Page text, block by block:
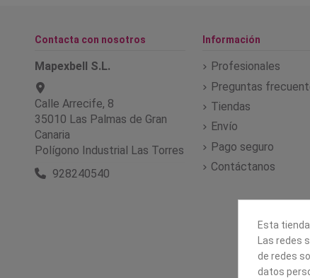
Contacta con nosotros
Mapexbell S.L.
Calle Arrecife, 8
35010 Las Palmas de Gran
Canaria
Polígono Industrial Las Torres
928240540
Información
Profesionales
Preguntas
Tiendas
Envío
Pago seguro
Contáctanos
Esta
Las redes
de redes
datos